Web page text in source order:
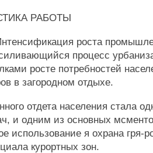
РАБОТЫ
роста
процесс
росте потребностей
в загородном отдыхе.
отдета населения стала
и одним из основных
использование я охрана гря-
курортных зон.